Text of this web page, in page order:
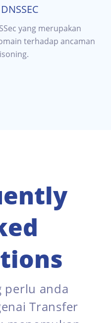
yang merupakan
terhadap ancaman
perlu anda
Transfer